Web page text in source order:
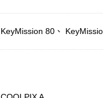
KeyMission 80、